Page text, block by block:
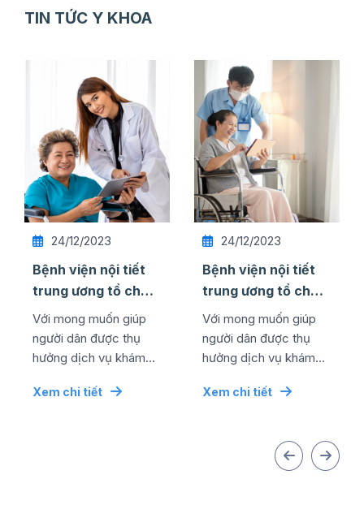
TIN TỨC Y KHOA
24/12/2023
Bệnh viện nội tiết
trung ương tổ chức
thành công lễ kỷ
niệm ngày quốc tế
...
Với mong muốn giúp
người dân được thụ
hưởng dịch vụ khám
cao bằng mức chi phí
Xem chi tiết
24/12/2023
Bệnh viện nội tiết
trung ương tổ chức
thành công lễ kỷ
niệm ngày quốc tế
...
Với mong muốn giúp
người dân được thụ
hưởng dịch vụ khám
cao bằng mức chi phí
Xem chi tiết